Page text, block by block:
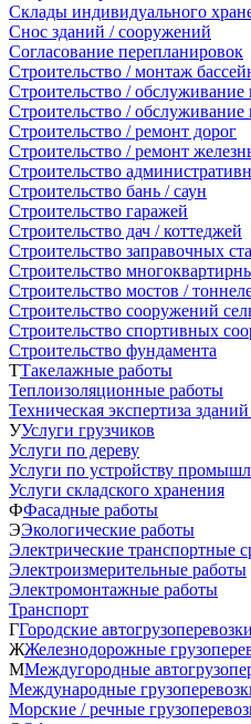
Склады индивидуального
Снос зданий / сооружений
Согласование перепланировок
Строительство / монтаж
Строительство /
Строительство /
Строительство / ремонт дорог
Строительство / ремонт
Строительство
Строительство бань / саун
Строительство гаражей
Строительство дач / коттеджей
Строительство заправочных
Строительство
Строительство мостов /
Строительство сооружений
Строительство спортивных
Строительство фундамента
ТТакелажные работы
Теплоизоляционные работы
Техническая экспертиза
УУслуги грузчиков
Услуги по дереву
Услуги по устройству
Услуги складского хранения
ФФасадные работы
ЭЭкологические работы
Электрические транспортные
Электроизмерительные работы
Электромонтажные работы
Транспорт
ГГородские автогрузоперевозки
ЖЖелезнодорожные
ММеждугородные
Международные
Морские / речные